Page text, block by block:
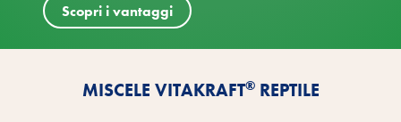
Scopri i vantaggi
MISCELE VITAKRAFT®REPTILE